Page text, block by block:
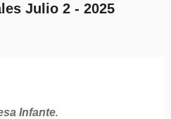
Julio 2 - 2025
Infante.